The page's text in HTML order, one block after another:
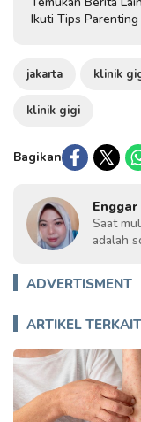
Ikuti Tips Parenting
jakarta klinik
klinik gigi
Bagikan
Enggar
Saat
adalah
ADVERTISMENT
ARTIKEL TERKAIT